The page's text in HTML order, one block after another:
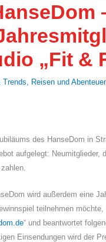
„Fit &
Trends, Reisen und Abenteuer
des HanseDom in
aufgelegt:
wird außerdem eine
teilnehmen
“ und beantwortet
Einsendungen wird der